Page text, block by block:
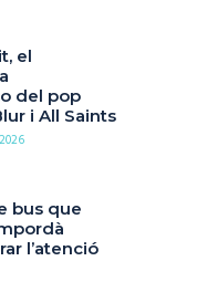
el
del pop
i All Saints
bus que
l’atenció